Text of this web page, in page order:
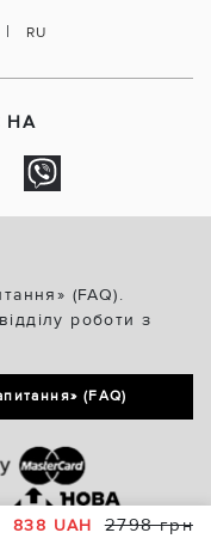
838 UAH 2798 грн
| RU
НА
(FAQ).
роботи з
(FAQ)